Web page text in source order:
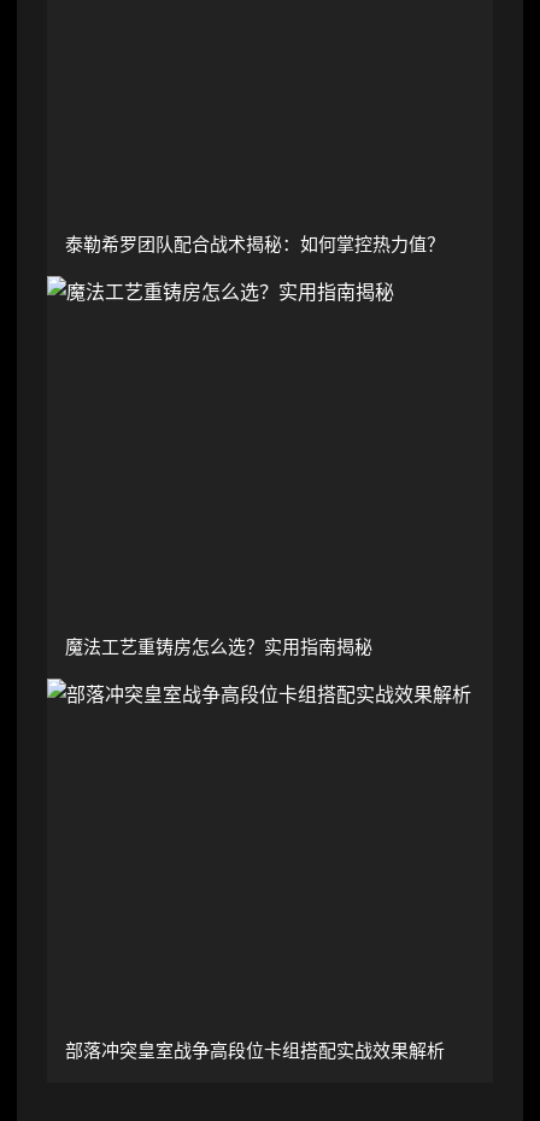
泰勒希罗团队配合战术揭秘：如何掌控热力值？
魔法工艺重铸房怎么选？实用指南揭秘
部落冲突皇室战争高段位卡组搭配实战效果解析